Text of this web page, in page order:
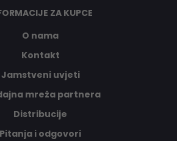
ZA KUPCE
O nama
Kontakt
Jamstveni uvjeti
mreža partnera
Distribucije
Pitanja i odgovori